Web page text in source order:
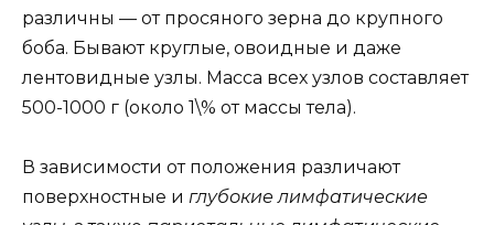
различны — от просяного зерна до крупного
боба. Бывают круглые, овоидные и даже
лентовидные узлы. Масса всех узлов составляет
500-1000 г (около 1\% от массы тела).
В зависимости от положения различают
поверхностные и глубокие лимфатические